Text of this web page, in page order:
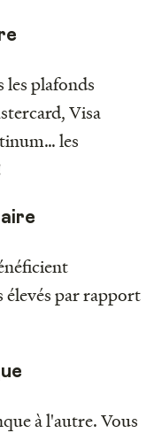
les plafonds
Visa
les
élevés par rapport
à l'autre. Vous